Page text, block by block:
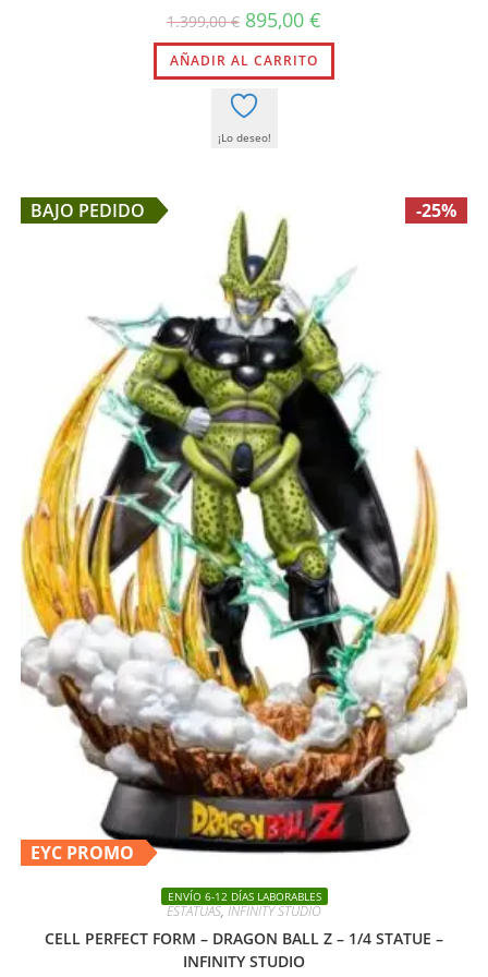
1.399,00€ El
precio
original
era:
1.399,00 €.
895,00 €
actual
895,00 €.
AÑADIR AL CARRITO
¡Lo deseo!
BAJO PEDIDO -25%
EYC PROMO
ENVÍO 6-12 DÍAS LABORABLES
ESTATUAS,INFINITY STUDIO
CELL PERFECT FORM – DRAGON BALL Z – 1/4 STATUE –
INFINITY STUDIO